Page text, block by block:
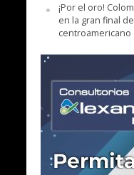
¡Por el oro!
en la gran final
centroamericano